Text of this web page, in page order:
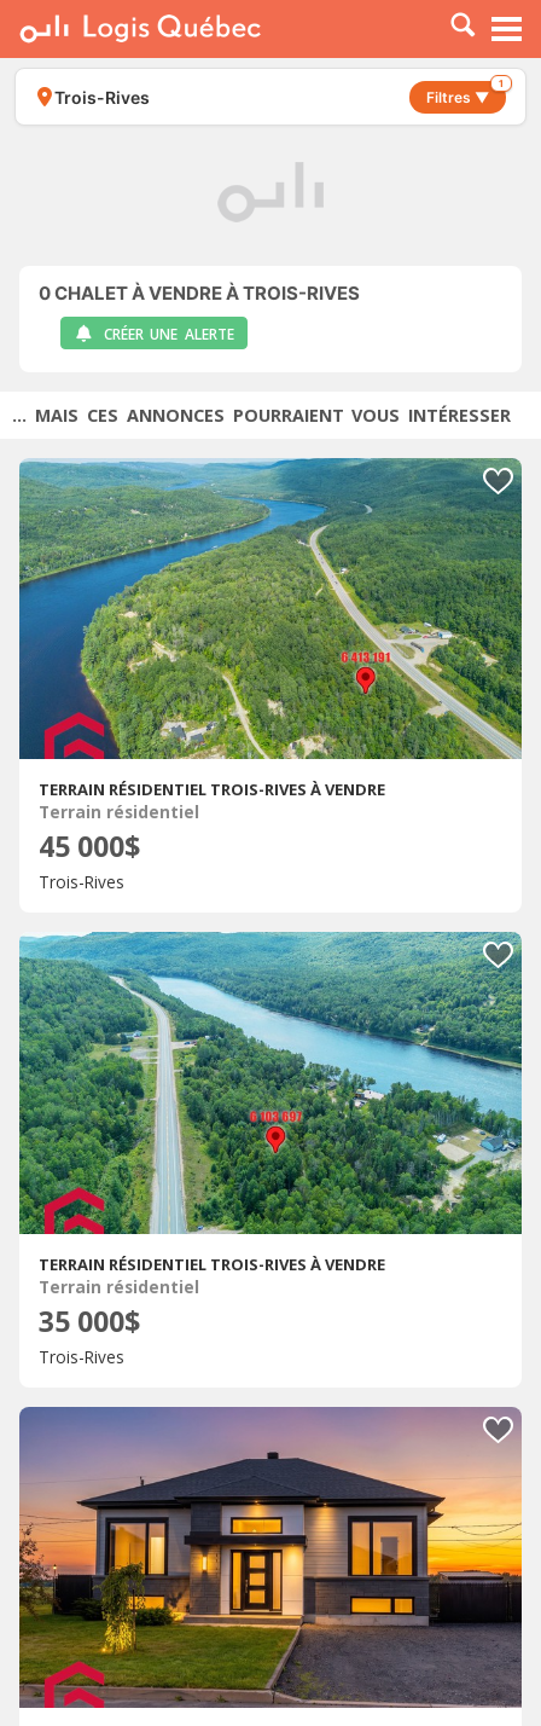
À LOUER
À VENDRE
PLACER UNE ANNONCE
Trois-Rives Filtres ▼
1
0CHALET À VENDRE À TROIS-RIVES
CRÉER UNE ALERTE
... MAIS CES ANNONCES POURRAIENT VOUS INTÉRESSER
TERRAIN RÉSIDENTIEL TROIS-RIVES À VENDRE
Terrain résidentiel
45 000$
Trois-Rives
TERRAIN RÉSIDENTIEL TROIS-RIVES À VENDRE
Terrain résidentiel
35 000$
Trois-Rives